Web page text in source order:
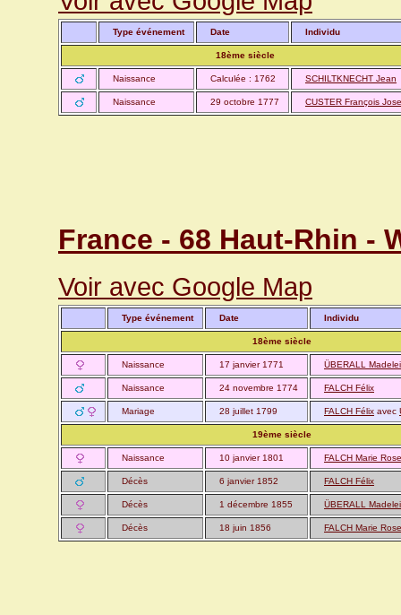
Type événement Date Individu
18ème siècle
Naissance Calculée : 1762 SCHILTKNECHT Jean
Naissance 29 octobre 1777 CUSTER François
France - 68 Haut-Rhin -
Voir avec Google Map
Type événement Date Individu
18ème siècle
Naissance 17 janvier 1771 ÜBERALL
Naissance 24 novembre 1774 FALCH Félix
Mariage 28 juillet 1799 FALCH Félix avec
19ème siècle
Naissance 10 janvier 1801 FALCH Marie Rose
Décès 6 janvier 1852 FALCH Félix
Décès 1 décembre 1855 ÜBERALL
Décès 18 juin 1856 FALCH Marie Rose